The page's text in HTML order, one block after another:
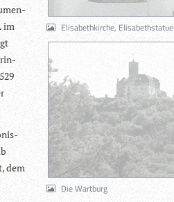
im
dem
Elisabethkirche, Elisabethstatue
Die Wartburg